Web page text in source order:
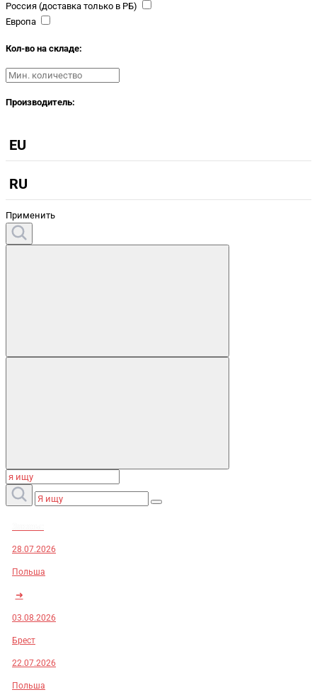
Россия (доставка только в РБ)
Европа
Кол-во на складе:
Производитель:
EU
RU
Применить
28.07.2026
Польша
➜
03.08.2026
Брест
22.07.2026
Польша